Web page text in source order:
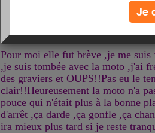
Aujourdhui c'est la rentrée des
pleurs et des mamans qui vont
Pour moi elle fut brève ,je me
,je suis tombée avec la moto ,j'ai
des graviers et OUPS!!Pas eu le
clair!!Heureusement la moto n'a
pouce qui n'était plus à la bonne
d'arrêt ,ça darde ,ça gonfle ,ça
ira mieux plus tard si je reste
Je